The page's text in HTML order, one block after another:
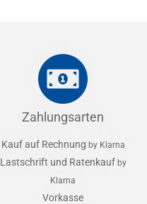
Zahlungsarten
Kauf auf Rechnung by Klarna
Lastschrift und Ratenkauf by
Klarna
Vorkasse